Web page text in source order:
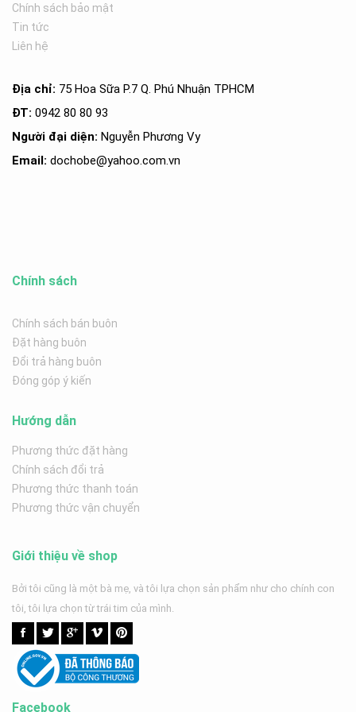
Chính sách bảo mật
Tin tức
Liên hệ
Địa chỉ: 75 Hoa Sữa P.7 Q. Phú Nhuận TPHCM
ĐT: 0942 80 80 93
Người đại diện: Nguyễn Phương Vy
Email: dochobe@yahoo.com.vn
Chính sách
Chính sách bán buôn
Đặt hàng buôn
Đổi trả hàng buôn
Đóng góp ý kiến
Hướng dẫn
Phương thức đặt hàng
Chính sách đổi trả
Phương thức thanh toán
Phương thức vận chuyển
Giới thiệu về shop
Bởi tôi cũng là một bà mẹ, và tôi lựa chọn sản phẩm như cho chính con
tôi, tôi lựa chọn từ trái tim của mình.
Facebook